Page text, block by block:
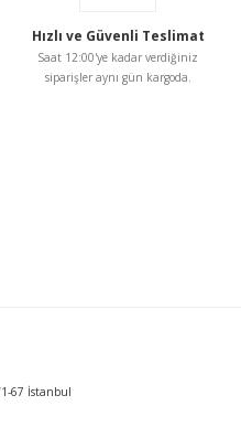
Hızlı ve Güvenli Teslimat
Saat 12:00'ye kadar verdiğiniz
siparişler aynı gün kargoda.
67 İstanbul